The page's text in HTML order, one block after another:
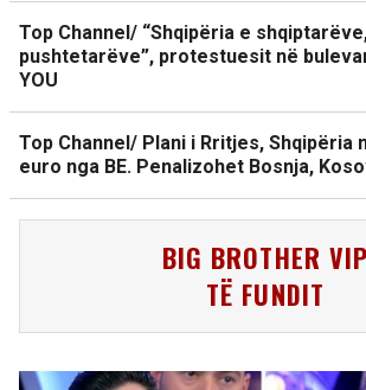
Top Channel/ “Shqipëria e
pushtetarëve”, protestuesit në
YOU
Top Channel/ Plani i Rritjes, Shqipëria
euro nga BE. Penalizohet Bosnja,
BIG BROTHER VIP
TË FUNDIT